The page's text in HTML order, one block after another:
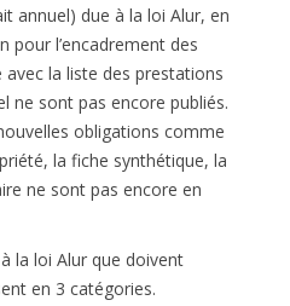
annuel) due à la loi Alur, en
pour l’encadrement des
la liste des prestations
ne sont pas encore publiés.
obligations comme
la fiche synthétique, la
ne sont pas encore en
la loi Alur que doivent
en 3 catégories.